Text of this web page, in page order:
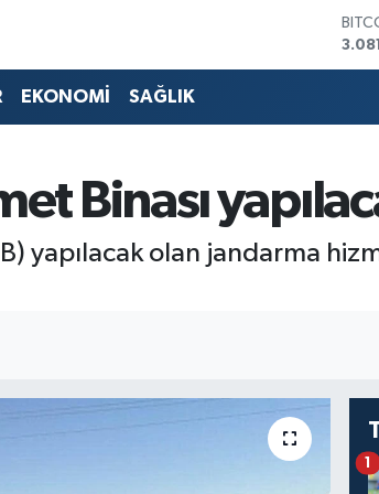
EKONOMİ SAĞLIK
Binası
yapılacak olan jandarma
1